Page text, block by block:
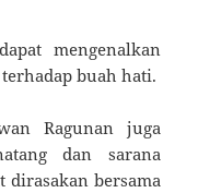
mengenalkan
buah hati.
Ragunan juga
dan sarana
dirasakan bersama